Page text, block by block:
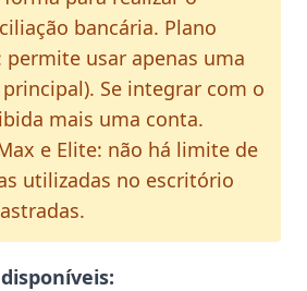
bancária. Plano
permite usar apenas uma
Se integrar com o
mais uma conta.
e Elite: não há limite de
utilizadas no escritório